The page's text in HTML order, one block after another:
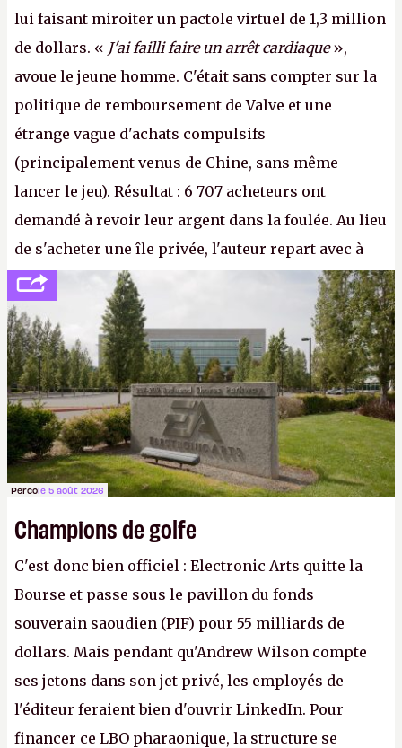
lui faisant miroiter un pactole virtuel de 1,3 million
de dollars. « J'ai failli faire un arrêt cardiaque»,
avoue le jeune homme. C'était sans compter sur la
politique de remboursement de Valve et une
étrange vague d'achats compulsifs
(principalement venus de Chine, sans même
lancer le jeu). Résultat : 6 707 acheteurs ont
demandé à revoir leur argent dans la foulée. Au lieu
de s'acheter une île privée, l'auteur repart avec à
peine 2 000 dollars en poche. C'est toujours plus
cher payé que le temps passé à dev, mais ça
apprendra aux petits malins qu'on ne braque pas
Gabe Newell aussi facilement.P.
Percole 5 août 2026
Champions de golfe
C'est donc bien officiel : Electronic Arts quitte la
Bourse et passe sous le pavillon du fonds
souverain saoudien (PIF) pour 55 milliards de
dollars. Mais pendant qu'Andrew Wilson compte
ses jetons dans son jet privé, les employés de
l'éditeur feraient bien d'ouvrir LinkedIn. Pour
financer ce LBO pharaonique, la structure se